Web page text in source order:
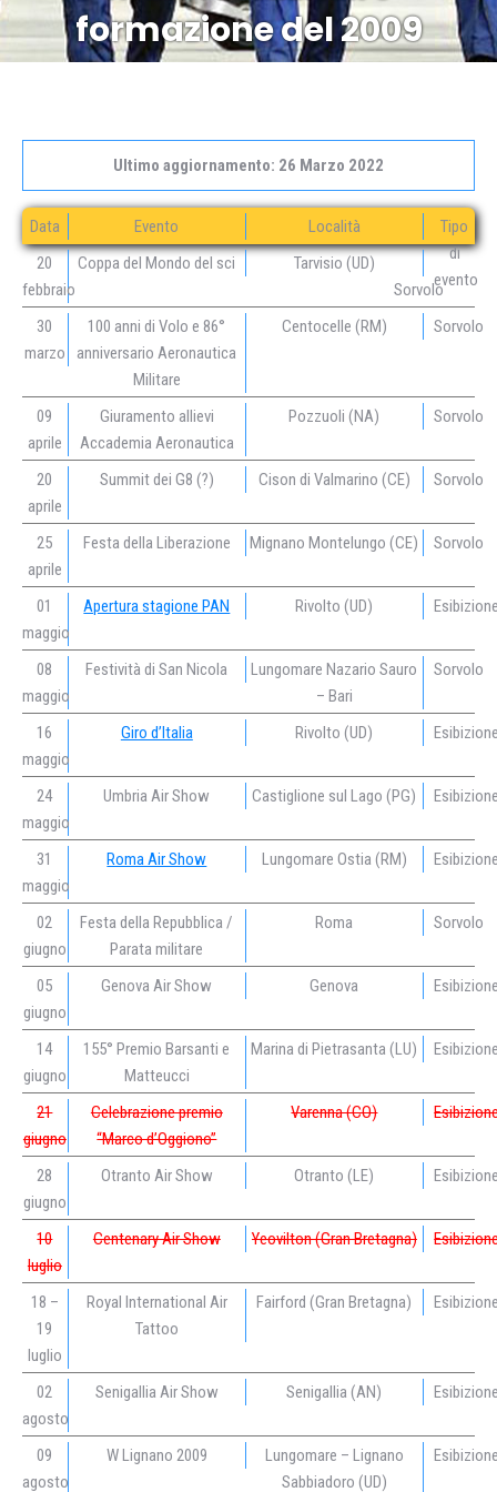
formazione del 2009
Ultimo aggiornamento: 26 Marzo 2022
Data Evento Località
Tipo
di
evento
20
febbraio
Coppa del Mondo del sci
Tarvisio (UD)
Sorvolo
30
marzo
100 anni di Volo e 86°
anniversario Aeronautica
Militare
Centocelle (RM) Sorvolo
09
aprile
Giuramento allievi
Accademia Aeronautica
Pozzuoli (NA) Sorvolo
20
aprile
Summit dei G8 (?) Cison di Valmarino (CE) Sorvolo
25
aprile
Festa della Liberazione Mignano Montelungo (CE) Sorvolo
01
maggio
Apertura stagione PAN Rivolto (UD)
08
maggio
Festività di San Nicola
Lungomare Nazario Sauro
– Bari
Sorvolo
16
maggio
Giro d’Italia Rivolto (UD)
24
maggio
Umbria Air Show Castiglione sul Lago (PG)
31
maggio
Roma Air Show Lungomare Ostia (RM)
02
giugno
Festa della Repubblica /
Parata militare
Roma Sorvolo
05
giugno
Genova Air Show Genova
14
giugno
155° Premio Barsanti e
Matteucci
Marina di Pietrasanta (LU)
21
giugno
Celebrazione premio
“Marco d’Oggiono”
Varenna (CO)
28
giugno
Otranto Air Show Otranto (LE)
10
luglio
Centenary Air Show Yeovilton (Gran Bretagna)
18 –
19
luglio
Royal International Air
Tattoo
Fairford (Gran Bretagna)
02
agosto
Senigallia Air Show Senigallia (AN)
09
agosto
W Lignano 2009
Lungomare – Lignano
Sabbiadoro (UD)